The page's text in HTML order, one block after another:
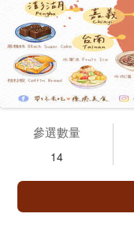
參選數量
14